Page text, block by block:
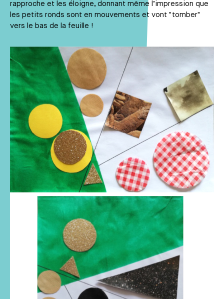
rapproche et les éloigne, donnant même l’impression que
les petits ronds sont en mouvements et vont "tomber"
vers le bas de la feuille !
Média